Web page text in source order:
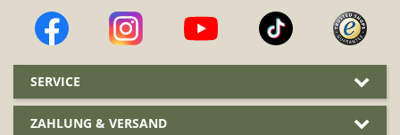
SERVICE
ZAHLUNG & VERSAND